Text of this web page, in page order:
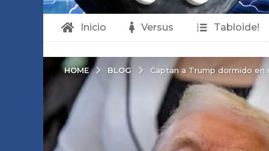
Inicio Versus Tabloide!
HOME BLOG Captan a Trump dormido en